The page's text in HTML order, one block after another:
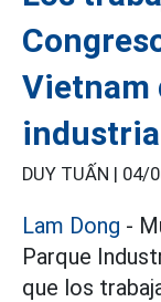
Vietnam
DUY TUẤN | 04/
Lam Dong -
Parque
que los